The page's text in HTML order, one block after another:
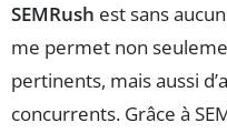
SEMRush est sans
me permet non
pertinents, mais aussi
concurrents. Grâce à